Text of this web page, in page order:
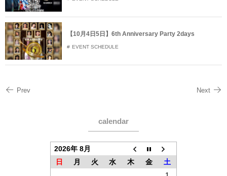
【10月4日5日】6th Anniversary Party 2days
EVENT SCHEDULE
Prev Next
calendar
2026年 8月
日
月 火 水 木 金
土